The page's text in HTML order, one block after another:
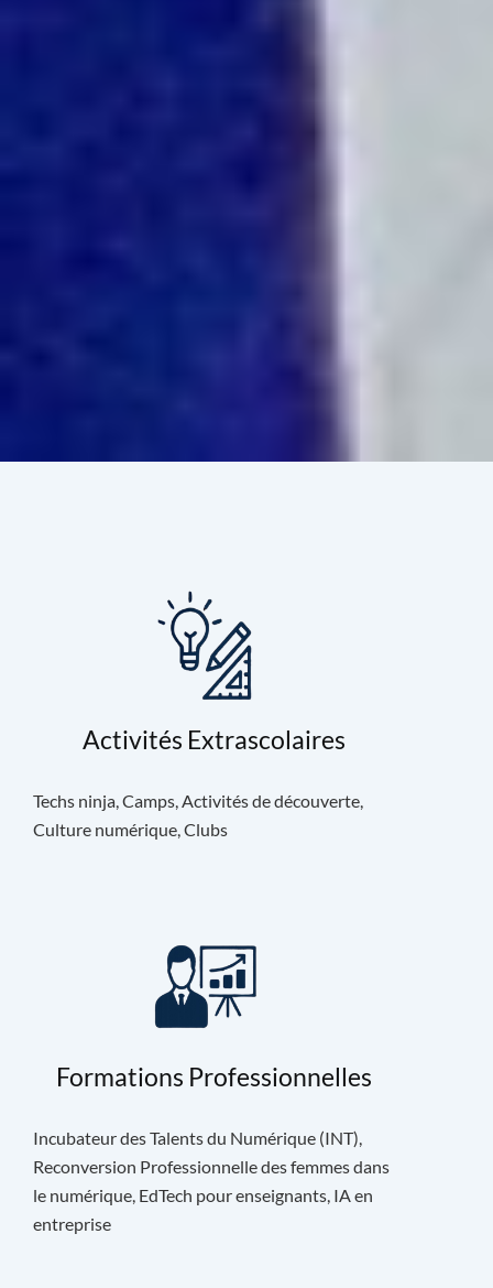
Activités Extrascolaires
Techs ninja, Camps, Activités de découverte,
Culture numérique, Clubs
Formations Professionnelles
Incubateur des Talents du Numérique (INT),
Reconversion Professionnelle des femmes dans
le numérique, EdTech pour enseignants, IA en
entreprise